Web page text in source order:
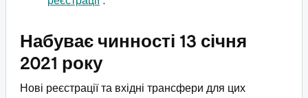
Набуває чинності 13 січня
2021 року
Нові реєстрації та вхідні трансфери для цих